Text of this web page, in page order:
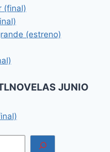
(final)
(estreno)
JUNIO